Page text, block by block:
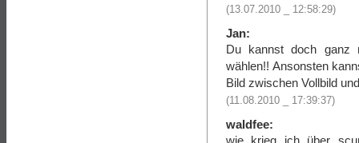
(13.07.2010 _ 12:58:29)
Jan:
Du kannst doch ganz
wählen!! Ansonsten
Bild zwischen Vollbild
(11.08.2010 _ 17:39:37)
waldfee: